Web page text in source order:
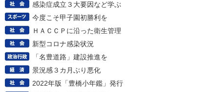
感染症成立３大要因など学ぶ
今度こそ甲子園初勝利を
ＨＡＣＣＰに沿った衛生管理
新型コロナ感染状況
「名豊道路」建設推進を
景況感３カ月ぶり悪化
2022年版「豊橋小年鑑」発行